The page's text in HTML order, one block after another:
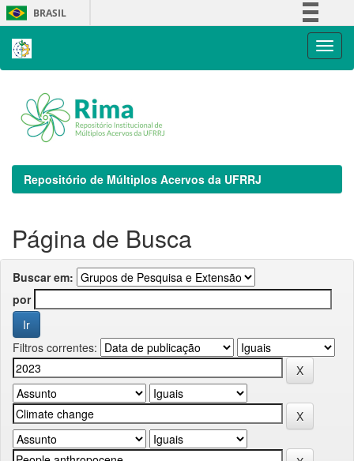
Skip
navigation
BRASIL
Repositório de Múltiplos Acervos da UFRRJ
Página de Busca
Buscar em:
por
Filtros correntes: